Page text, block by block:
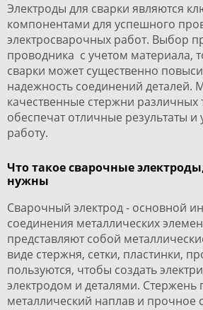
Электроды для сварки являются
компонентами для успешного
электросварочных работ. Выбор
проводника с учетом материала,
сварки может существенно
надежность соединений деталей.
качественные стержни различных
обеспечат отличные результаты и
работу.
Что такое сварочные
нужны
Сварочный электрод - основной
соединения металлических
представляют собой
виде стержня, сетки, пластинки,
пользуются, чтобы создать
электродом и деталями. Стержень
металлический наплав и прочное